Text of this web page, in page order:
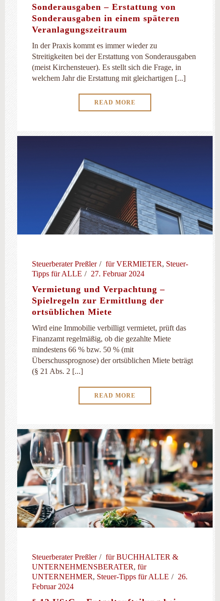
Sonderausgaben – Erstattung von
Sonderausgaben in einem späteren
Veranlagungszeitraum
In der Praxis kommt es immer wieder zu
Streitigkeiten bei der Erstattung von Sonderausgaben
(meist Kirchensteuer). Es stellt sich die Frage, in
welchem Jahr die Erstattung mit gleichartigen [...]
READ MORE
Steuerberater Preßler für VERMIETER, Steuer-
Tipps für ALLE
27. Februar 2024
Vermietung und Verpachtung –
Spielregeln zur Ermittlung der
ortsüblichen Miete
Wird eine Immobilie verbilligt vermietet, prüft das
Finanzamt regelmäßig, ob die gezahlte Miete
mindestens 66 % bzw. 50 % (mit
Überschussprognose) der ortsüblichen Miete beträgt
(§ 21 Abs. 2 [...]
READ MORE
Steuerberater Preßler
für BUCHHALTER &
UNTERNEHMENSBERATER, für
UNTERNEHMER, Steuer-Tipps für ALLE
26.
Februar 2024